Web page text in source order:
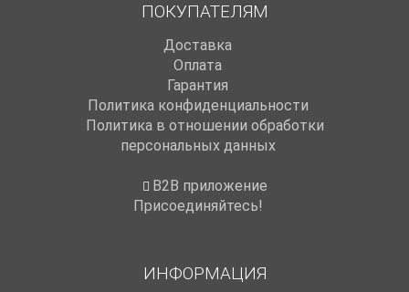
ПОКУПАТЕЛЯМ
Доставка
Оплата
Гарантия
Политика конфиденциальности
Политика в отношении обработки
персональных данных
B2B приложение
Присоединяйтесь!
ИНФОРМАЦИЯ